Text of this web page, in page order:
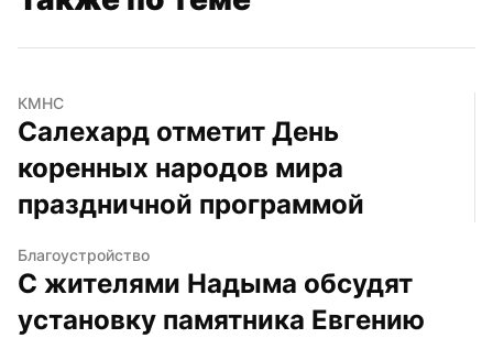
КМНС
Салехард отметит День
коренных народов мира
праздничной программой
Благоустройство
С жителями Надыма обсудят
установку памятника Евгению